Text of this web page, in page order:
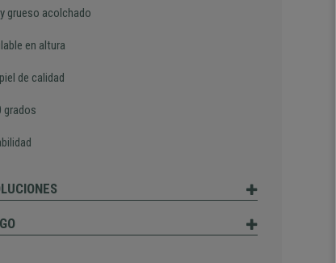
grueso acolchado
en altura
de calidad
grados